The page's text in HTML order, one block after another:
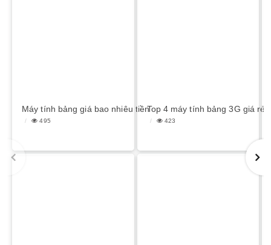
Máy tính bảng giá bao nhiêu tiền
495
Top 4 máy tính bảng 3G giá rẻ
423